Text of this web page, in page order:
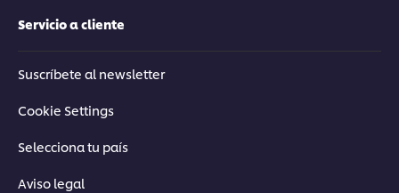
Servicio a cliente
Suscríbete al newsletter
Cookie Settings
Selecciona tu país
Aviso legal